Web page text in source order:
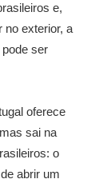
e,
no exterior, a
ser
oferece
sai na
o
abrir um